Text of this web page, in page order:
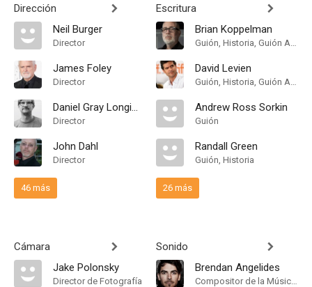
Dirección
Neil Burger
Director
James Foley
Director
Daniel Gray Longino
Director
John Dahl
Director
46 más
Cámara
Jake Polonsky
Director de Fotografía
Escritura
Brian Koppelman
Guión, Historia, Guión Adaptado
David Levien
Guión, Historia, Guión Adaptado
Andrew Ross Sorkin
Guión
Randall Green
Guión, Historia
26 más
Sonido
Brendan Angelides
Compositor de la Música Original